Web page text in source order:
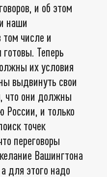
и об этом
наши
том числе и
Теперь
их условия
выдвинуть свои
что они должны
России, и только
точек
переговоры
Вашингтона
для этого надо